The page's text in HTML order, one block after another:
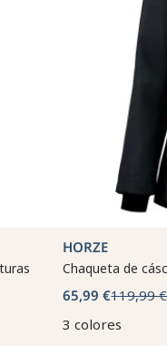
HORZE
Chaqueta de
65,99 €119,99 €
3 colores